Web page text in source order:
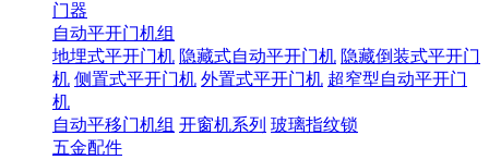
门器
自动平开门机组
地埋式平开门机 隐藏式自动平开门机 隐藏倒装式平开门
机 侧置式平开门机 外置式平开门机 超窄型自动平开门
机
自动平移门机组 开窗机系列 玻璃指纹锁
五金配件